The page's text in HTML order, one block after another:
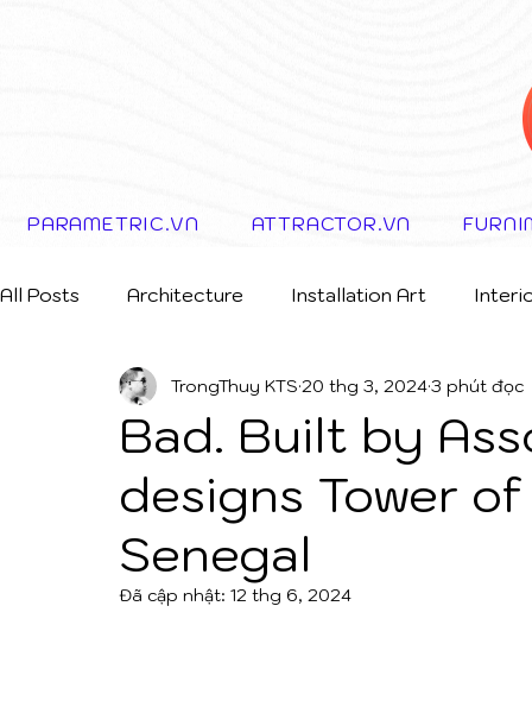
PARAMETRIC.VN ATTRACTOR.VN
All Posts Architecture Installation Art
Storytelling Concept
Bad. Built by
designs Tower
Senegal
TrongThuy KTS 20 thg 3, 20243 phút đọc
Đã cập nhật: 12 thg 6, 2024